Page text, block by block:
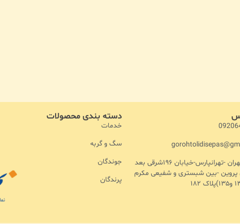
آدرس :تهران -تهرانپارس-خیابان ۱۹۶شرقی بعد
پروین -بین شبستری و شفیعی مکرم
دسته بندی محصولات
خدمات
سگ و گربه
جوندگان
پرندگان